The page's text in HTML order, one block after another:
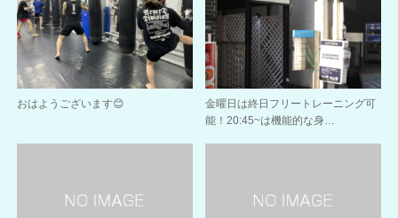
おはようございます😊
金曜日は終日フリートレーニング可
能！20:45~は機能的な身…